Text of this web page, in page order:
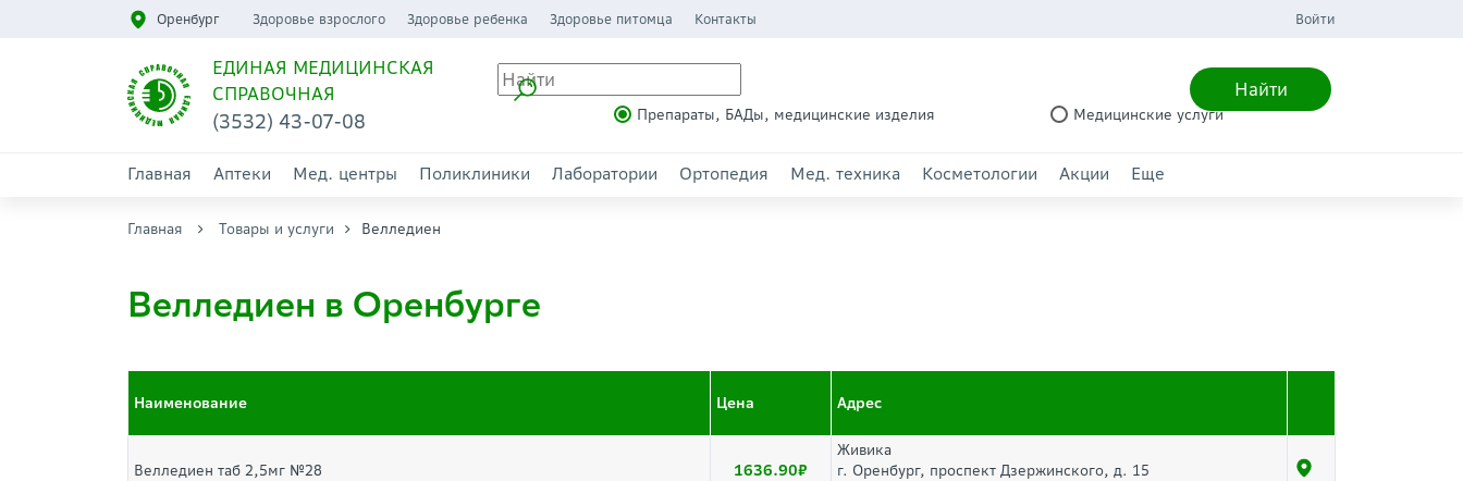
Оренбург Здоровье взрослого Здоровье ребенка Здоровье питомца Контакты Войти
ЕДИНАЯ МЕДИЦИНСКАЯ
СПРАВОЧНАЯ
(3532) 43-07-08
Найти
Препараты, БАДы, медицинские изделия Медицинские услуги
Главная Аптеки Мед. центры Поликлиники Лаборатории Ортопедия Мед. техника Косметологии Акции Еще
Главная Товары и услуги Велледиен
Велледиен в Оренбурге
Наименование Цена Адрес
Велледиен таб 2,5мг №28 1636.90
Живика
г. Оренбург, проспект Дзержинского, д. 15